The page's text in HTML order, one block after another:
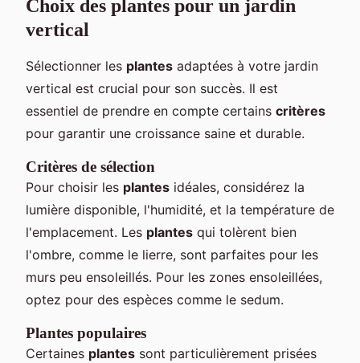
Choix des plantes pour un jardin
vertical
Sélectionner les plantes adaptées à votre jardin
vertical est crucial pour son succès. Il est
essentiel de prendre en compte certains critères
pour garantir une croissance saine et durable.
Critères de sélection
Pour choisir les plantes idéales, considérez la
lumière disponible, l'humidité, et la température de
l'emplacement. Les plantes qui tolèrent bien
l'ombre, comme le lierre, sont parfaites pour les
murs peu ensoleillés. Pour les zones ensoleillées,
optez pour des espèces comme le sedum.
Plantes populaires
Certaines plantes sont particulièrement prisées